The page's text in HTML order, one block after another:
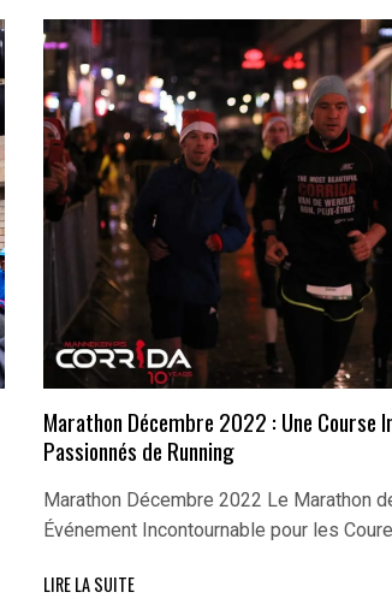
Marathon Décembre 2022 : Une Course
Passionnés de Running
Marathon Décembre 2022 Le Marathon
Événement Incontournable pour les
LIRE LA SUITE